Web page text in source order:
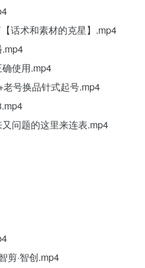
话术和素材的克星】.mp4
.mp4
确使用.mp4
老号换品针式起号.mp4
又问题的这里来连表.mp4
剪·智创.mp4